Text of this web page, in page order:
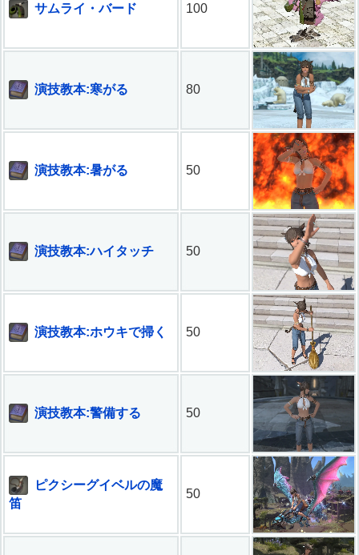
サムライ・バード 100
演技教本:寒がる 80
演技教本:暑がる 50
演技教本:ハイタッチ 50
演技教本:ホウキで掃く 50
演技教本:警備する 50
ピクシーグイベルの魔
笛
50